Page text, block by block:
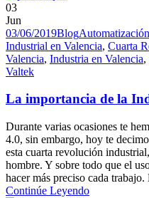
03
Jun
03/06/2019Blog
Industrial en Valencia, Cuarta
Valencia, Industria en Valencia,
Valtek
La importancia de la
Durante varias ocasiones te
4.0, sin embargo, hoy te
esta cuarta revolución
hombre. Y sobre todo que el
hacer más preciso cada
Continúe Leyendo